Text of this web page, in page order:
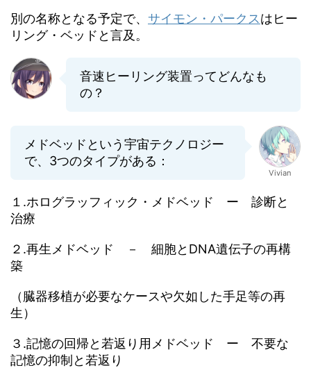
別の名称となる予定で、 サイモン・パークスはヒー
リング・ベッドと言及。
音速ヒーリング装置ってどんなも
の？
メドベッドという宇宙テクノロジー
で、3つのタイプがある：
Vivian
１.ホログラッフィック・メドベッド ー 診断と
治療
２.再生メドベッド － 細胞とDNA遺伝子の再構
築
（臓器移植が必要なケースや欠如した手足等の再
生）
３.記憶の回帰と若返り用メドベッド ー 不要な
記憶の抑制と若返り